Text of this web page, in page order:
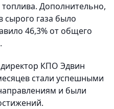
Дополнительно,
сырого газа было
46,3% от общего
КПО Эдвин
стали успешными
и были